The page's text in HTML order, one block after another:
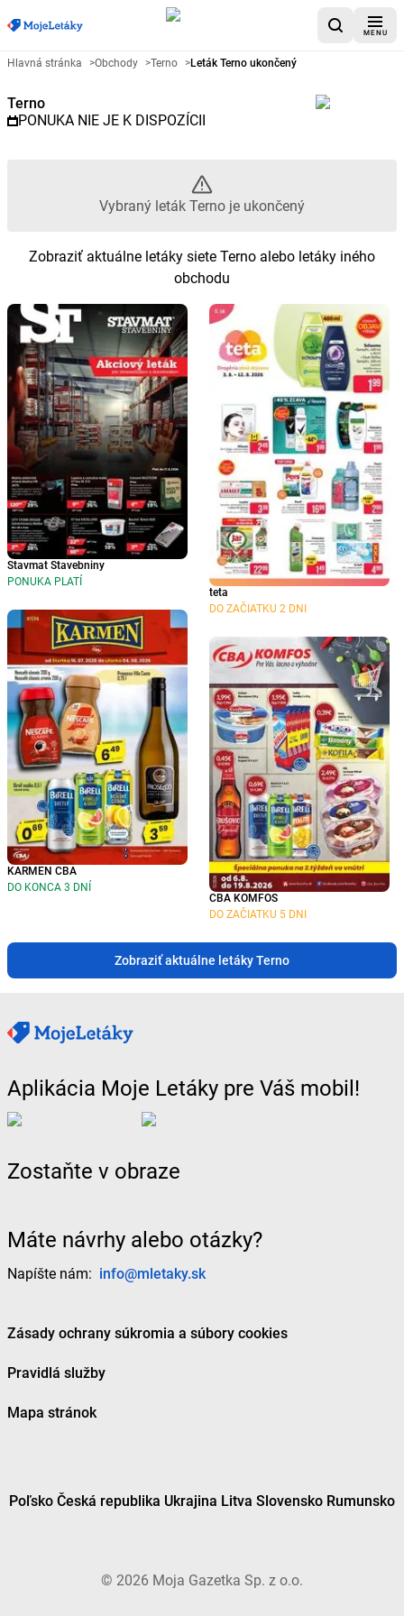
MENU
Reklamný leták Terno -
Hlavná stránka >Obchody >Terno >Leták Terno ukončený
Terno
PONUKA NIE JE K DISPOZÍCII
Vybraný leták Terno je ukončený
Zobraziť aktuálne letáky siete Terno alebo letáky iného
obchodu
Stavmat Stavebniny
PONUKA PLATÍ
KARMEN CBA
DO KONCA 3 DNÍ
teta
DO ZAČIATKU 2 DNI
CBA KOMFOS
DO ZAČIATKU 5 DNI
Zobraziť aktuálne letáky Terno
Aplikácia Moje Letáky pre Váš mobil!
Zostaňte v obraze
Máte návrhy alebo otázky?
Napíšte nám: info@mletaky.sk
Zásady ochrany súkromia a súbory cookies
Pravidlá služby
Mapa stránok
Poľsko Česká republika Ukrajina Litva Slovensko Rumunsko
© 2026 Moja Gazetka Sp. z o.o.